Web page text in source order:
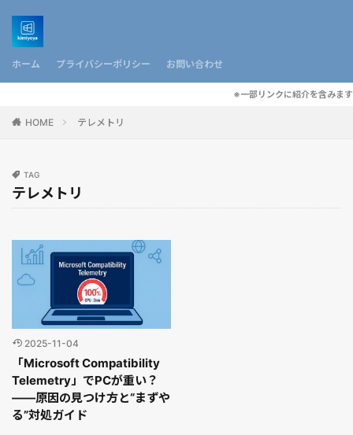
ホーム プライバシーポリシー お問い合わせ
※一部リンクに紹介を含みます
HOME テレメトリ
TAG
テレメトリ
2025-11-04
「Microsoft Compatibility
Telemetry」でPCが重い？
——原因の見つけ方と“まずや
る”対処ガイド